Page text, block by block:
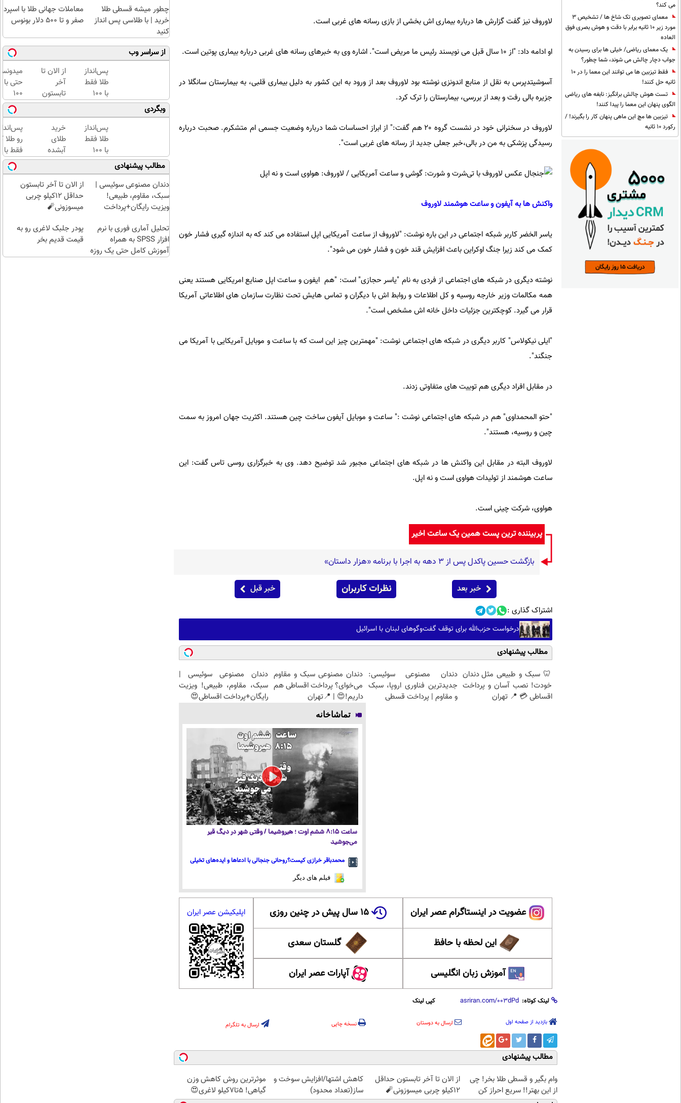
می کند؟
معمای تصویری تک شاخ ها / تشخیص 3
مورد زیر 10 ثانیه برابر با دقت و هوش بصری فوق
العاده
یک معمای ریاضی/ خیلی ها برای رسیدن به
جواب دچار چالش می شوند، شما چطور؟
فقط تیزبین ها می توانند این معما را در 10
ثانیه حل کنند!
تست هوش چالش برانگیز: نابغه های ریاضی
الگوی پنهان این معما را پیدا کنند!
تیزبین ها مچ این ماهی پنهان کار را بگیرند! /
رکورد 10 ثانیه
لاوروف نیز گفت گزارش ها درباره بیماری اش بخشی از بازی رسانه های غربی است.
او ادامه داد:‌ "از 10 سال قبل می نویسند رئیس ما مریض است". اشاره وی به خبرهای رسانه های غربی درباره بیماری پوتین است.
آسوشیتدپرس به نقل از منابع اندونزی نوشته بود لاوروف بعد از ورود به این کشور به دلیل بیماری قلبی،‌ به بیمارستان سانگلا در
جزیره بالی رفت و بعد از بررسی،‌ بیمارستان را ترک کرد.
لاوروف در سخنرانی خود در نشست گروه 20 هم گفت:‌" از ابراز احساسات شما درباره وضعیت جسمی ام متشکرم. صحبت درباره
رسیدگی پزشکی به من در بالی،‌خبر جعلی جدید از رسانه های غربی است".
واکنش ها به آیفون و ساعت هوشمند لاوروف
یاسر الخضر کاربر شبکه اجتماعی در این باره نوشت:‌‌ "لاوروف از ساعت آمریکایی اپل استفاده می کند که به اندازه گیری فشار خون
کمک می کند زیرا جنگ اوکراین باعث افزایش قند خون و فشار خون می شود".
نوشته دیگری در شبکه های اجتماعی از فردی به نام "یاسر حجازی" است:‌ "هم ایفون و ساعت اپل صنایع امریکایی هستند یعنی
همه مکالمات وزیر خارجه روسیه و کل اطلاعات و روابط اش با دیگران و تماس هایش تحت نظارت سازمان های اطلاعاتی آمریکا
قرار می گیرد. کوچکترین جزئیات داخل خانه اش مشخص است".
"ایلی نیکولاس"‌ کاربر دیگری در شبکه های اجتماعی نوشت:‌ "مهمترین چیز این است که با ساعت و موبایل آمریکایی با آمریکا می
جنگند".
در مقابل افراد دیگری هم توییت های متفاوتی زدند.
"حتو المحمداوی" هم در شبکه های اجتماعی نوشت :‌" ساعت و موبایل آیفون ساخت چین هستند. اکثریت جهان امروز به سمت
چین و روسیه،‌ هستند".
لاوروف البته در مقابل این واکنش ها در شبکه های اجتماعی مجبور شد توضیح دهد. وی به خبرگزاری روسی تاس گفت:‌ این
ساعت هوشمند از تولیدات هواوی است و نه اپل.
هواوی، ‌شرکت چینی است.
پربیننده ترین پست همین یک ساعت اخیر
بازگشت حسین پاکدل پس از ۳ دهه به اجرا با برنامه «هزار داستان»
خبر بعد نظرات کاربران خبر قبل
اشتراک گذاری :
درخواست حزب‌الله برای توقف گفت‌وگوهای لبنان با اسرائیل
مطالب پیشنهادی
🦷 سبک و طبیعی مثل دندان
خودت! نصب آسان و پرداخت
اقساطی 💳 📍 تهران
دندان مصنوعی سوئیسی:
جدیدترین فناوری اروپا، سبک
و مقاوم | پرداخت قسطی
دندان مصنوعی سبک و مقاوم
می‌خوای؟ پرداخت اقساطی هم
داریم!😍 | 📍تهران
دندان مصنوعی سوئیسی |
سبک، مقاوم، طبیعی! ویزیت
رایگان+پرداخت اقساطی😍
تماشاخانه
ساعت ۸:۱۵ ششم اوت ؛ هیروشیما / وقتی شهر در دیگ قیر
می‌جوشید
محمدباقر خرازی کیست؟روحانی جنجالی با ادعاها و ایده‌های تخیلی
فیلم های دیگر
عضویت در اینستاگرام عصر ایران ۱۵ سال پیش در چنین روزی
این لحظه با حافظ گلستان سعدی
آموزش زبان انگلیسی آپارات عصر ایران
اپلیکیشن عصر ایران
لینک کوتاه: کپی لینک
بازدید از صفحه اول ارسال به دوستان نسخه چاپی ارسال به تلگرام
مطالب پیشنهادی
وام بگیر و قسطی طلا بخر! چی
از این بهتر!! سریع احراز کن
از الان تا آخر تابستون حداقل
12کیلو چربی میسوزونی🧨
کاهش اشتها/افزایش سوخت و
ساز(تعداد محدود)
موثرترین روش کاهش وزن
گیاهی! 5تا۷کیلو لاغری😍
چطور میشه قسطی طلا
خرید | با طلاسی پس انداز
کنید
معاملات جهانی طلا با اسپرد
صفر و تا ۵۰۰ دلار بونوس
از سراسر وب
پس‌انداز
طلا فقط
با ۱۰۰
هزارتومان
(امن و
راحت)
از الان تا
آخر
تابستون
حداقل
12کیلو
چربی
میسوزونی
🧨
حتی با
۱۰۰
هم
میتونی
طلا
بخری؟
وبگردی
پس‌انداز
طلا فقط
با ۱۰۰
هزارتومان
(امن و
راحت)
خرید
طلای
آبشده
حتی با
۱۰۰هزارتومان
رو طلا
فقط با
کلیک با
مبلغ...
مطالب پیشنهادی
دندان مصنوعی سوئیسی |
سبک، مقاوم، طبیعی!
ویزیت رایگان+پرداخت
از الان تا آخر تابستون
حداقل 12کیلو چربی
میسوزونی🧨
تحلیل آماری فوری با نرم
افزار SPSS به همراه
آموزش کامل حتی یک روزه
پودر جلبک لاغری رو به
قیمت قدیم بخر